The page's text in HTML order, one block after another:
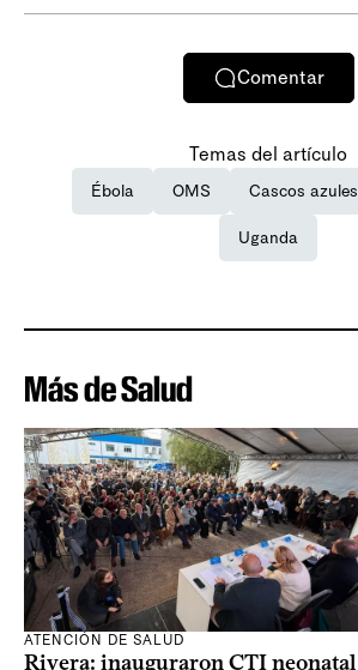
Comentar
Temas del artículo
Ébola OMS Cascos azules
Uganda
Más de Salud
ATENCIÓN DE SALUD
Rivera: inauguraron CTI neonatal